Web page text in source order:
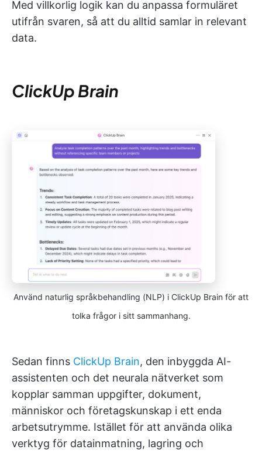
Med villkorlig logik kan du anpassa formuläret
utifrån svaren, så att du alltid samlar in relevant
data.
ClickUp Brain
Använd naturlig språkbehandling (NLP) i ClickUp Brain för att
tolka frågor i sitt sammanhang.
Sedan finns ClickUp Brain, den inbyggda AI-
assistenten och det neurala nätverket som
kopplar samman uppgifter, dokument,
människor och företagskunskap i ett enda
arbetsutrymme. Istället för att använda olika
verktyg för datainmatning, lagring och